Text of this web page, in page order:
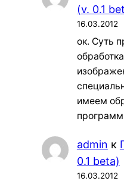
(v. 0.1
16.03.2012
ок. Суть
имеем
admin к
0.1 beta)
16.03.2012